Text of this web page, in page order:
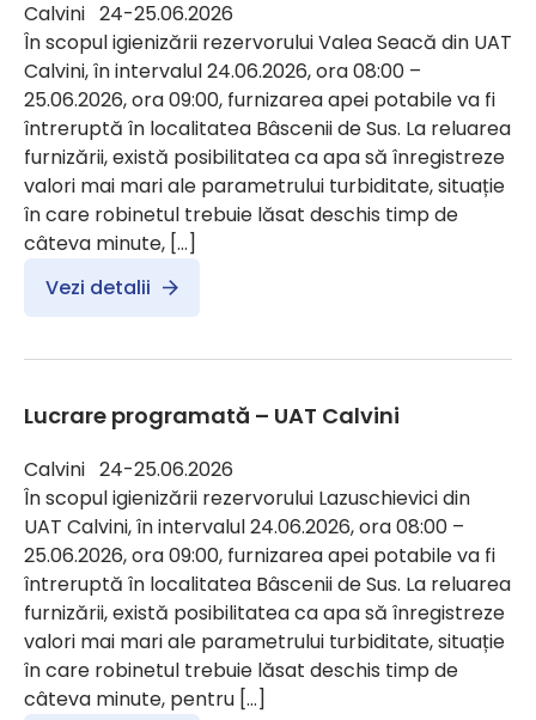
Calvini 24-25.06.2026
În scopul igienizării rezervorului Valea Seacă din UAT
Calvini, în intervalul 24.06.2026, ora 08:00 –
25.06.2026, ora 09:00, furnizarea apei potabile va fi
întreruptă în localitatea Bâscenii de Sus. La reluarea
furnizării, există posibilitatea ca apa să înregistreze
valori mai mari ale parametrului turbiditate, situație
în care robinetul trebuie lăsat deschis timp de
câteva minute, […]
Vezi detalii
Lucrare programată – UAT Calvini
Calvini 24-25.06.2026
În scopul igienizării rezervorului Lazuschievici din
UAT Calvini, în intervalul 24.06.2026, ora 08:00 –
25.06.2026, ora 09:00, furnizarea apei potabile va fi
întreruptă în localitatea Bâscenii de Sus. La reluarea
furnizării, există posibilitatea ca apa să înregistreze
valori mai mari ale parametrului turbiditate, situație
în care robinetul trebuie lăsat deschis timp de
câteva minute, pentru […]